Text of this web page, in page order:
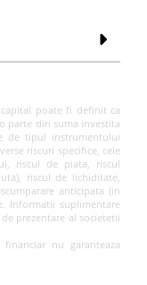
poate fi definit ca
parte din suma investita
de tipul instrumentului
riscuri specifice, cele
riscul de piata, riscul
riscul de lichiditate,
anticipata (in
Informatii suplimentare
prezentare al societetii
nu garanteaza